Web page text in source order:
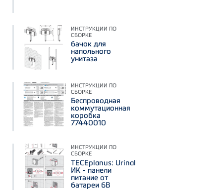
ИНСТРУКЦИИ ПО
СБОРКЕ
бачок для
напольного
унитаза
ИНСТРУКЦИИ ПО
СБОРКЕ
Беспроводная
коммутационная
коробка
77440010
ИНСТРУКЦИИ ПО
СБОРКЕ
TECEplanus: Urinal
ИК - панели
питание от
батареи 6В